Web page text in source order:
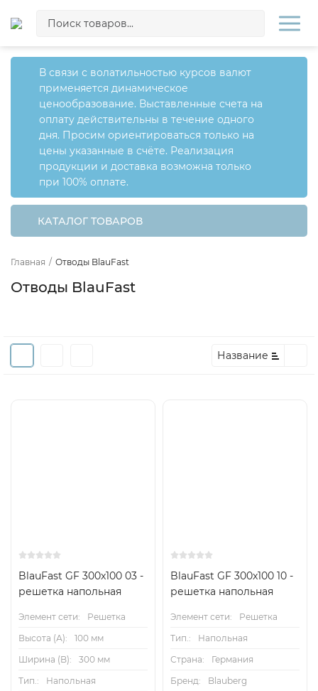
В связи с волатильностью курсов валют
применяется динамическое
ценообразование. Выставленные счета на
оплату действительны в течение одного
дня. Просим ориентироваться только на
цены указанные в счёте. Реализация
продукции и доставка возможна только
при 100% оплате.
КАТАЛОГ ТОВАРОВ
Главная / Отводы BlauFast
Отводы BlauFast
Название
BlauFast GF 300x100 03 -
решетка напольная
Элемент сети:
Решетка
Высота (А):
100 мм
Ширина (B):
300 мм
Тип.:
Напольная
BlauFast GF 300x100 10 -
решетка напольная
Элемент сети:
Решетка
Тип.:
Напольная
Страна:
Германия
Бренд:
Blauberg